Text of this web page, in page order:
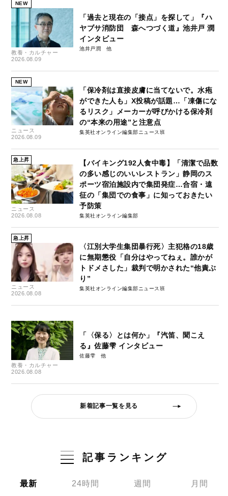
NEW
教養・カルチャー
2026.08.09
「過去と現在の「接点」を探して」『ハ
ヤブサ消防団 森へつづく道』池井戸 潤
インタビュー
池井戸潤
NEW
ニュース
2026.08.09
「保冷剤は直接皮膚に当てないで。水疱
ができた人も」X投稿が話題…「凍傷にな
るリスク」メーカーが呼びかける保冷剤
の“本来の用途”と注意点
集英社オンライン編集部ニュース班
急上昇
ニュース
2026.08.08
【バイキング192人食中毒】「清潔で品数
の多い感じのいいレストラン」静岡のス
ポーツ宿泊施設内で集団発症…合宿・遠
征の「集団での食事」に知っておきたい
予防策
集英社オンライン編集部
急上昇
ニュース
2026.08.08
〈江別大学生集団暴行死〉主犯格の18歳
に無期懲役「自分はやってねぇ。誰かが
トドメさした」裁判で明かされた“他責ぶ
り”
集英社オンライン編集部ニュース班
教養・カルチャー
2026.08.08
「〈保る〉とは何か」『汽笛、聞こえ
る』佐藤雫 インタビュー
佐藤雫
新着記事一覧を見る
記事ランキング
最新 24時間 週間 月間